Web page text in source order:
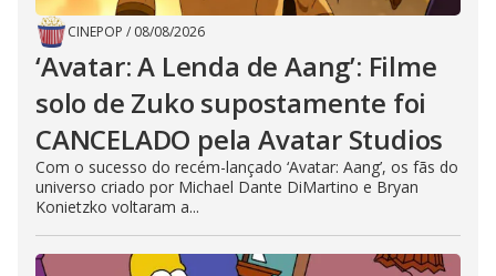
CINEPOP / 08/08/2026
‘Avatar: A Lenda de Aang’: Filme
solo de Zuko supostamente foi
CANCELADO pela Avatar Studios
Com o sucesso do recém-lançado ‘Avatar: Aang’, os fãs do
universo criado por Michael Dante DiMartino e Bryan
Konietzko voltaram a...